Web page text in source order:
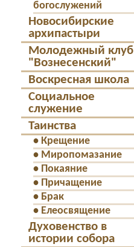
богослужений
Новосибирские
архипастыри
Молодежный клуб
"Вознесенский"
Воскресная школа
Социальное
служение
Таинства
• Крещение
• Миропомазание
• Покаяние
• Причащение
• Брак
• Елеосвящение
Духовенство в
истории собора